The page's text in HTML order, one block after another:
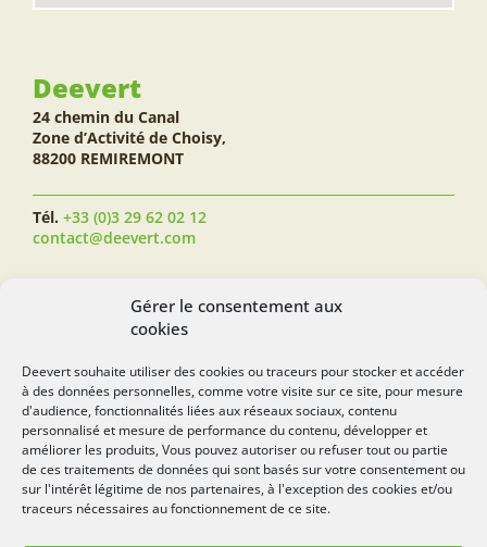
Gérer le consentement aux
cookies
Deevert souhaite utiliser des cookies ou traceurs pour stocker et accéder
à des données personnelles, comme votre visite sur ce site, pour mesure
d'audience, fonctionnalités liées aux réseaux sociaux, contenu
personnalisé et mesure de performance du contenu, développer et
améliorer les produits, Vous pouvez autoriser ou refuser tout ou partie
de ces traitements de données qui sont basés sur votre consentement ou
sur l'intérêt légitime de nos partenaires, à l'exception des cookies et/ou
traceurs nécessaires au fonctionnement de ce site.
Deevert
24 chemin du Canal
Zone d’Activité de Choisy,
88200 REMIREMONT
Tél. +33 (0)3 29 62 02 12
contact@deevert.com
SUIVEZ-NOUS...
deevert.com